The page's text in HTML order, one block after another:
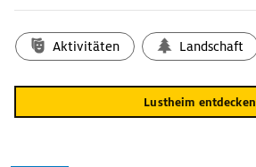
Aktivitäten Landschaft
Lustheim entdecken